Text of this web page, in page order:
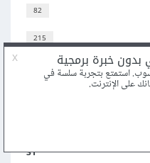
82
215
31